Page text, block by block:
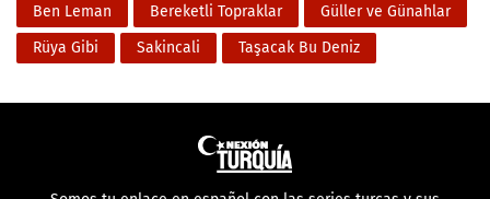
Ben Leman
Bereketli Topraklar
Güller ve Günahlar
Rüya Gibi
Sakincali Taşacak Bu Deniz